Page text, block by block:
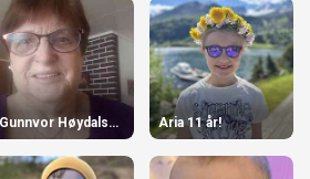
Gunnvor Høydalsvik 80 år! Aria 11 år!